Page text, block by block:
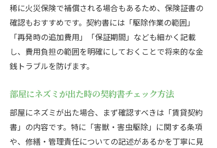
稀に火災保険で補償される場合もあるため、保険証書の
確認もおすすめです。契約書には「駆除作業の範囲」
「再発時の追加費用」「保証期間」なども細かく記載
し、費用負担の範囲を明確にしておくことで将来的な金
銭トラブルを防げます。
部屋にネズミが出た時の契約書チェック方法
部屋にネズミが出た場合、まず確認すべきは「賃貸契約
書」の内容です。特に「害獣・害虫駆除」に関する条項
や、修繕・管理責任についての記述があるかを丁寧に見